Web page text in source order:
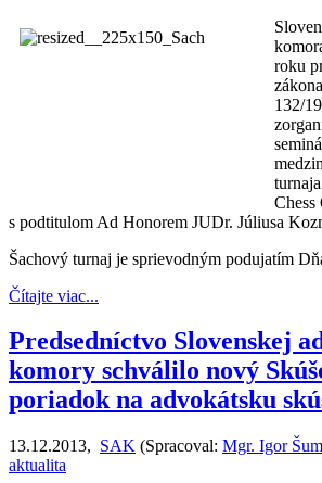
roku
132/
Chess
s podtitulom Ad Honorem JUDr. Júliusa
Šachový turnaj je sprievodným podujatím
Čítajte viac...
Predsedníctvo Slovenskej
komory schválilo nový
poriadok na advokátsku
13.12.2013, SAK (Spracoval: Mgr. Igor
aktualita